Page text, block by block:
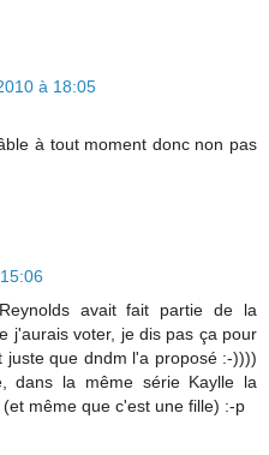
à 18:05
à tout moment donc non pas
avait fait partie de la
j'aurais voter, je dis pas ça pour
juste que dndm l'a proposé :-))))
dans la même série Kaylle la
même que c'est une fille) :-p